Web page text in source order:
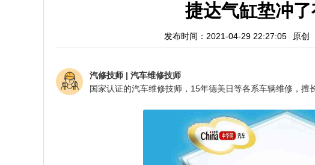
捷达气缸垫冲
发布时间：2021-04-29 22:27:05 原创
汽修技师 | 汽车维修技师